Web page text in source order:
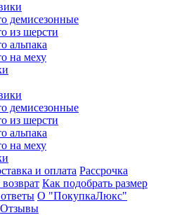
демисезонные
из шерсти
альпака
на меху
демисезонные
из шерсти
альпака
на меху
и оплата Рассрочка
Как подобрать размер
О "ПокупкаЛюкс"
Отзывы